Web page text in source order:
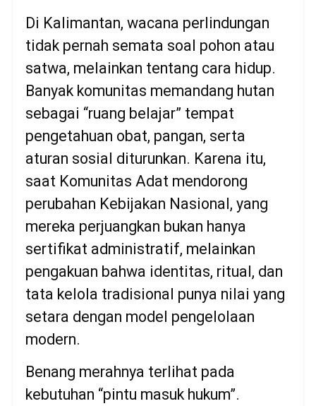
Di Kalimantan, wacana perlindungan
tidak pernah semata soal pohon atau
satwa, melainkan tentang cara hidup.
Banyak komunitas memandang hutan
sebagai “ruang belajar” tempat
pengetahuan obat, pangan, serta
aturan sosial diturunkan. Karena itu,
saat Komunitas Adat mendorong
perubahan Kebijakan Nasional, yang
mereka perjuangkan bukan hanya
sertifikat administratif, melainkan
pengakuan bahwa identitas, ritual, dan
tata kelola tradisional punya nilai yang
setara dengan model pengelolaan
modern.
Benang merahnya terlihat pada
kebutuhan “pintu masuk hukum”.